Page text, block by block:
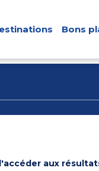
Bons
aux